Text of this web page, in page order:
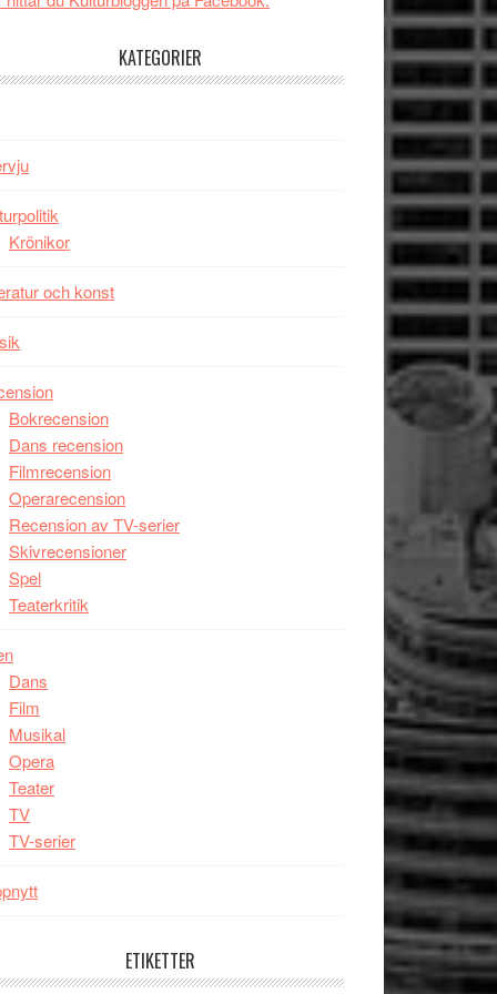
tv4
kan
KATEGORIER
Krönikor
och konst
Bokrecension
Dans recension
Filmrecension
Operarecension
Recension av TV-serier
Skivrecensioner
Spel
Teaterkritik
Dans
Film
Musikal
Opera
Teater
TV
TV-serier
ETIKETTER